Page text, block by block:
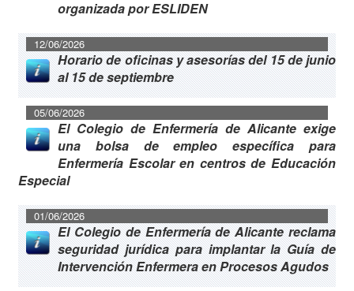
organizada por ESLIDEN
12/06/2026
Horario de oficinas y asesorías del 15 de junio
al 15 de septiembre
05/06/2026
El Colegio de Enfermería de Alicante exige
una bolsa de empleo específica para
Enfermería Escolar en centros de Educación
Especial
01/06/2026
El Colegio de Enfermería de Alicante reclama
seguridad jurídica para implantar la Guía de
Intervención Enfermera en Procesos Agudos